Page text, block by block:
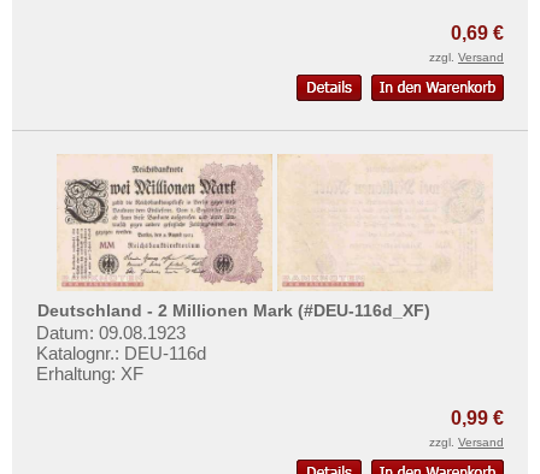
0,69 €
zzgl. Versand
Deutschland - 2 Millionen Mark (#DEU-116d_XF)
Datum: 09.08.1923
Katalognr.: DEU-116d
Erhaltung: XF
0,99 €
zzgl. Versand